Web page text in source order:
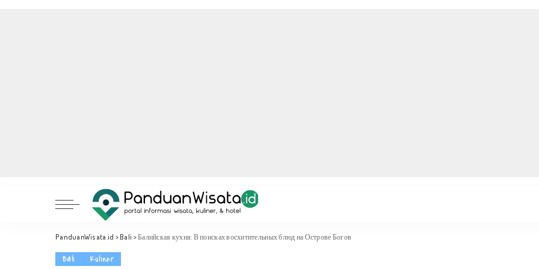
PanduanWisata.id > Bali >Балийская кухня: В поисках восхитительных блюд на Острове Богов
Bali Kuliner